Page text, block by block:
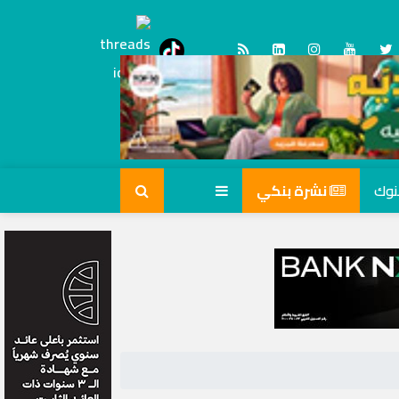
tiktok
Threads
نشرة بنكي